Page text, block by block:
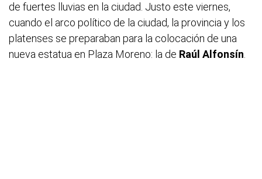
de fuertes lluvias en la ciudad. Justo este viernes,
cuando el arco político de la ciudad, la provincia y los
platenses se preparaban para la colocación de una
nueva estatua en Plaza Moreno: la de Raúl Alfonsín